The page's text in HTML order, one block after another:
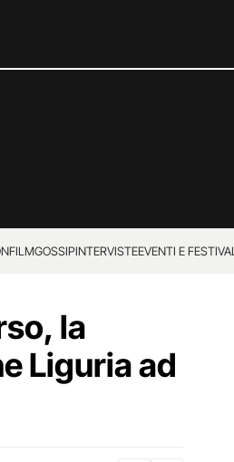
FILMGOSSIPINTERVISTEEVENTI E FESTIVAL
la
Liguria ad